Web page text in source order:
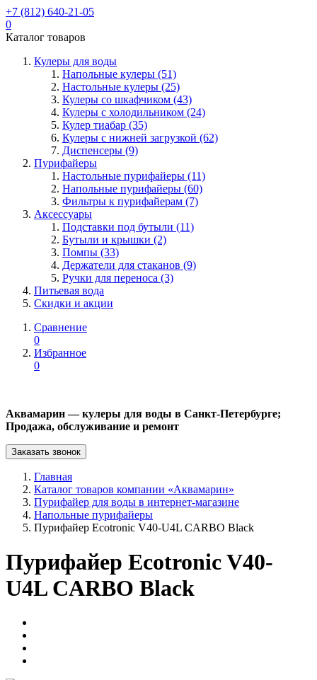
+7 (812) 640-21-05
0
Каталог товаров
Кулеры для воды
Напольные кулеры (51)
Настольные кулеры (25)
Кулеры со шкафчиком (43)
Кулеры с холодильником (24)
Кулер тиабар (35)
Кулеры с нижней загрузкой (62)
Диспенсеры (9)
Пурифайеры
Настольные пурифайеры (11)
Напольные пурифайеры (60)
Фильтры к пурифайерам (7)
Аксессуары
Подставки под бутыли (11)
Бутыли и крышки (2)
Помпы (33)
Держатели для стаканов (9)
Ручки для переноса (3)
Питьевая вода
Скидки и акции
Сравнение
0
Избранное
0
Аквамарин — кулеры для воды в Санкт-Петербурге;
Продажа, обслуживание и ремонт
Заказать звонок
Главная
Каталог товаров компании «Аквамарин»
Пурифайер для воды в интернет-магазине
Напольные пурифайеры
Пурифайер Ecotronic V40-U4L CARBO Black
Пурифайер Ecotronic V40-
U4L CARBO Black